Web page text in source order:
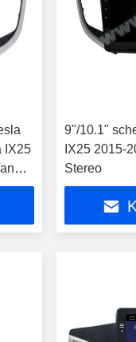
IX25
9"/10.1"
IX25 2015-
Stereo